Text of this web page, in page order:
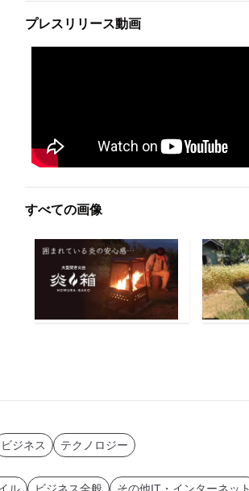
プレスリリース動画
すべての画像
ビジネス テクノロジー